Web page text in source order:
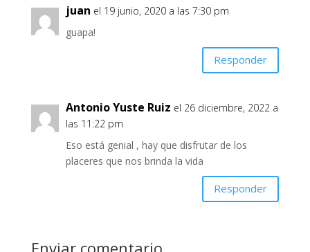
juan el 19 junio, 2020 a las 7:30 pm
guapa!
Responder
Antonio Yuste Ruiz el 26 diciembre, 2022 a
las 11:22 pm
Eso está genial , hay que disfrutar de los
placeres que nos brinda la vida
Responder
Enviar comentario